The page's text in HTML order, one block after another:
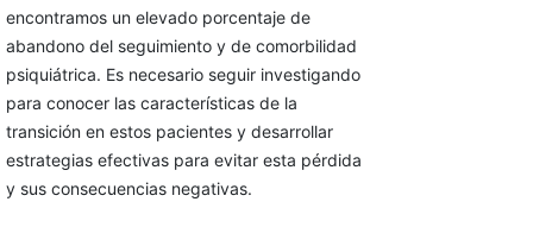
encontramos un elevado porcentaje de
abandono del seguimiento y de comorbilidad
psiquiátrica. Es necesario seguir investigando
para conocer las características de la
transición en estos pacientes y desarrollar
estrategias efectivas para evitar esta pérdida
y sus consecuencias negativas.